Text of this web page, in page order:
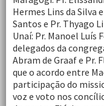
Hermes Lins da Silva
Santos e Pr. Thyago
Unaí: Pr. Manoel Luís
delegados da
Abram de Graaf e Pr.
que o acordo entre
participação do
voz e voto nos